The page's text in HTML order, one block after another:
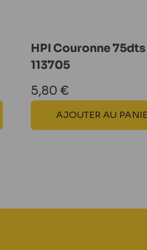
HPI Couronne 75dts
113705
Prix
réduit
5,80 €
AJOUTER AU